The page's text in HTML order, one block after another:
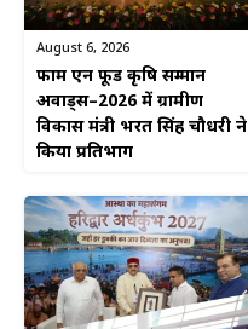
August 6, 2026
फार्म एन फूड कृषि सम्मान
अवार्ड्स–2026 में ग्रामीण
विकास मंत्री भरत सिंह चौधरी ने
किया प्रतिभाग